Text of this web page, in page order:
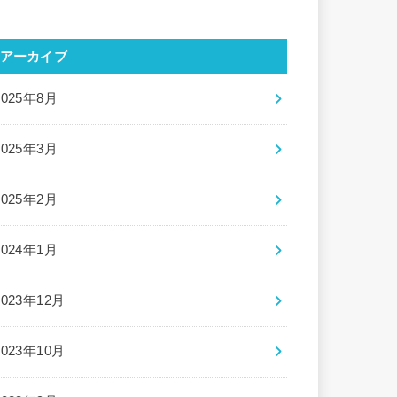
アーカイブ
年8月
年3月
年2月
年1月
年12月
年10月